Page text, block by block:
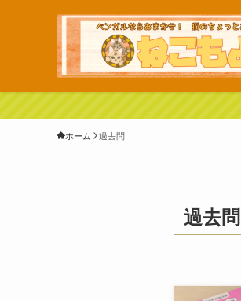
ホーム 過去問
過去問